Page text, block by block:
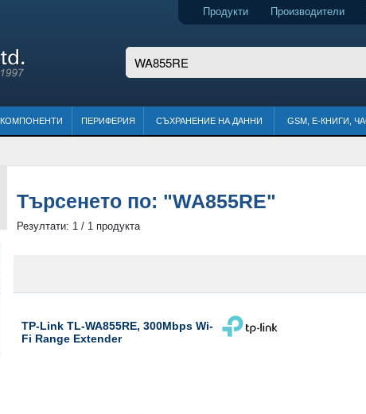
Продукти Производители
КОМПОНЕНТИ ПЕРИФЕРИЯ СЪХРАНЕНИЕ НА ДАННИ GSM, Е-КНИГИ,
Търсенето по: "WA855RE"
Резултати: 1 / 1 продукта
TP-Link TL-WA855RE, 300Mbps Wi-
Fi Range Extender